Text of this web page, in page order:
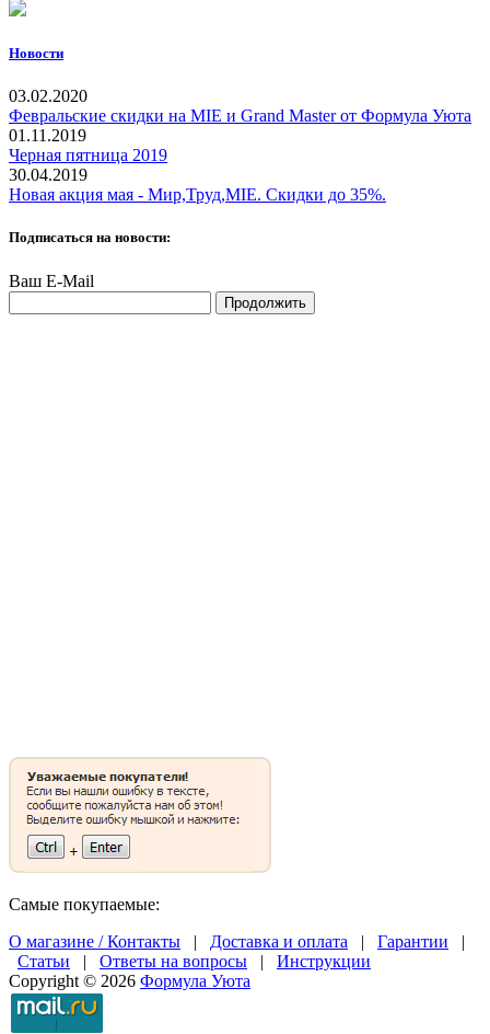
Новости
03.02.2020
Февральские скидки на MIE и Grand Master от Формула Уюта
01.11.2019
Черная пятница 2019
30.04.2019
Новая акция мая - Мир,Труд,MIE. Скидки до 35%.
Подписаться на новости:
Ваш E-Mail
Продолжить
Самые покупаемые:
О магазине / Контакты | Доставка и оплата | Гарантии |
Статьи | Ответы на вопросы | Инструкции
Copyright © 2026 Формула Уюта